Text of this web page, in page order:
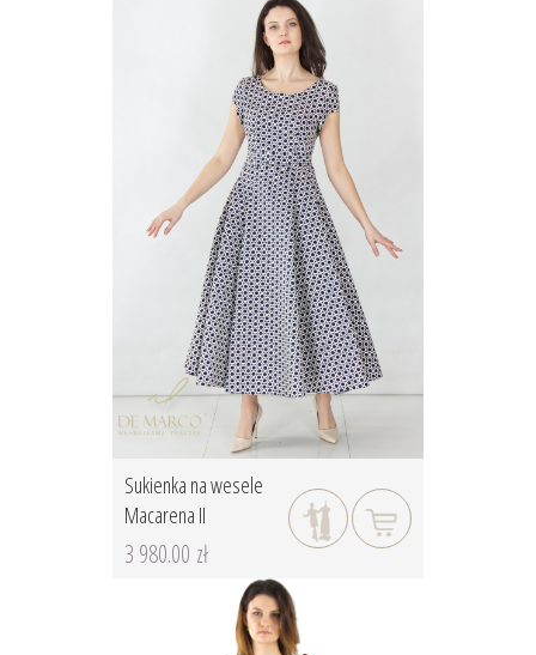
Sukienka na wesele
Macarena II
3 980.00 zł